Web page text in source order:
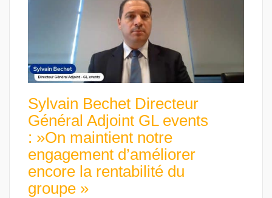
Sylvain Bechet Directeur
Général Adjoint GL events
: »On maintient notre
engagement d’améliorer
encore la rentabilité du
groupe »